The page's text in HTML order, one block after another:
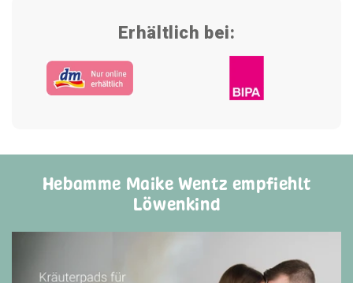
Erhältlich bei:
Hebamme Maike Wentz empfiehlt
Löwenkind